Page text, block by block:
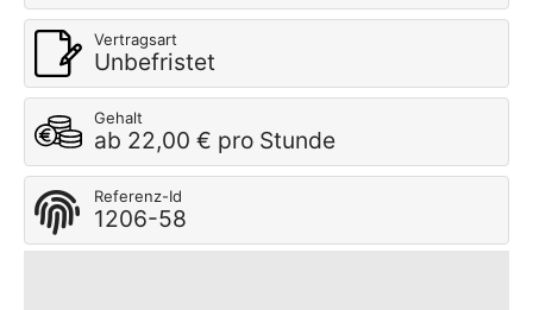
Vertragsart
Unbefristet
Gehalt
ab 22,00 € pro Stunde
Referenz-Id
1206-58